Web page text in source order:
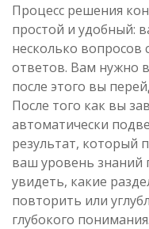
Процесс решения
простой и удобный:
несколько
ответов. Вам нужно
после этого вы
После того как вы
автоматически
результат, который
ваш уровень знаний
увидеть, какие
повторить или
глубокого понимания.